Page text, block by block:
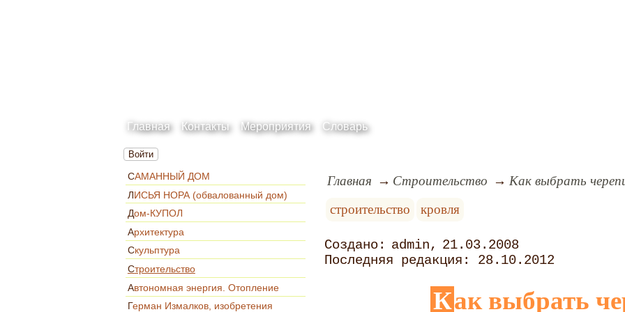
Главная Контакты Мероприятия Словарь
Войти
САМАННЫЙ ДОМ
ЛИСЬЯ НОРА (обвалованный дом)
Дом-КУПОЛ
Архитектура
Скульптура
Строительство
Автономная энергия. Отопление
Герман Измалков, изобретения
Главная Строительство
Как выбрать
строительство
кровля
admin
21.03.2008
28.10.2012
Как выбрать